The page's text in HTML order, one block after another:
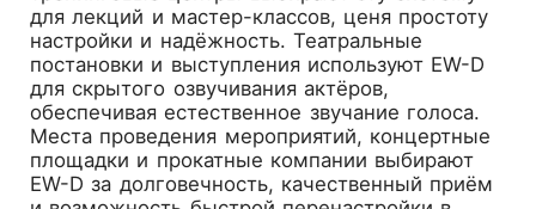
для лекций и мастер-классов, ценя простоту
настройки и надёжность. Театральные
постановки и выступления используют EW-D
для скрытого озвучивания актёров,
обеспечивая естественное звучание голоса.
Места проведения мероприятий, концертные
площадки и прокатные компании выбирают
EW-D за долговечность, качественный приём